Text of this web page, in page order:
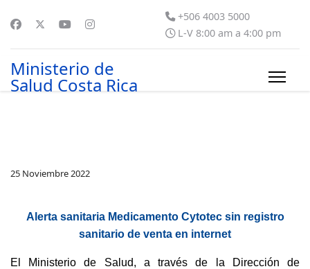
+506 4003 5000
L-V 8:00 am a 4:00 pm
Ministerio de
Salud Costa Rica
25 Noviembre 2022
Alerta sanitaria Medicamento Cytotec sin registro
sanitario de venta en internet
El Ministerio de Salud, a través de la Dirección de